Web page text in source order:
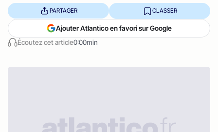
Écoutez cet article0:00min
PARTAGER CLASSER
Ajouter Atlantico en favori sur Google